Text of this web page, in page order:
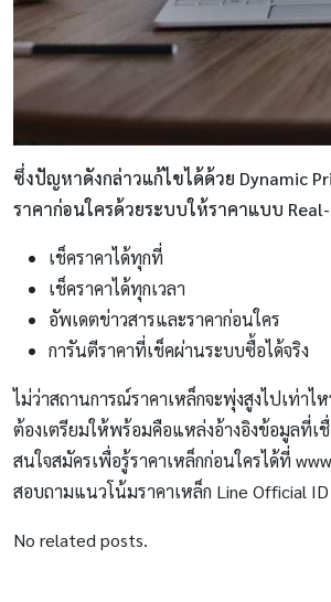
ซึ่งปัญหาดังกล่าวแก้ไขได้ด้วย Dynamic
ราคาก่อนใครด้วยระบบให้ราคาแบบ
เช็คราคาได้ทุกที่
เช็คราคาได้ทุกเวลา
อัพเดตข่าวสารและราคาก่อนใคร
การันตีราคาที่เช็คผ่านระบบซื้อได้จริง
ไม่ว่าสถานการณ์ราคาเหล็กจะพุ่งสูงไปเท่าไ
ต้องเตรียมให้พร้อมคือแหล่งอ้างอิงข้อมูลที่เ
สนใจสมัครเพื่อรู้ราคาเหล็กก่อนใครได้ที่
สอบถามแนวโน้มราคาเหล็ก Line Official
No related posts.